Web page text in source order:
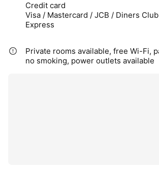
Credit card
Visa / Mastercard / JCB / Diners
Express
Private rooms available, free Wi-Fi,
no smoking, power outlets available